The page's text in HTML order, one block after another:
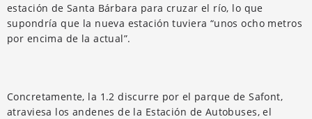
estación de Santa Bárbara para cruzar el río, lo que
supondría que la nueva estación tuviera “unos ocho metros
por encima de la actual”.
Concretamente, la 1.2 discurre por el parque de Safont,
atraviesa los andenes de la Estación de Autobuses, el